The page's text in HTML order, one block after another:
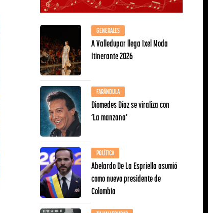
GENERALES
A Valledupar llega Ixel Moda
Itinerante 2026
FARÁNDULA
Diomedes Díaz se viraliza con
‘La manzana’
POLÍTICA
Abelardo De La Espriella asumió
como nuevo presidente de
Colombia